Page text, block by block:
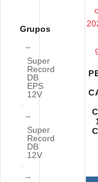
Grupos
Super
Record
DB
EPS
12V
Super
Record
DB
12V